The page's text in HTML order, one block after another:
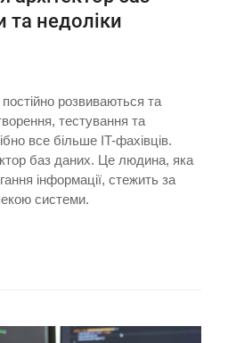
та недоліки
постійно розвиваються та
тестування та
все більше IT-фахівців.
баз даних. Це людина, яка
інформації, стежить за
системи.